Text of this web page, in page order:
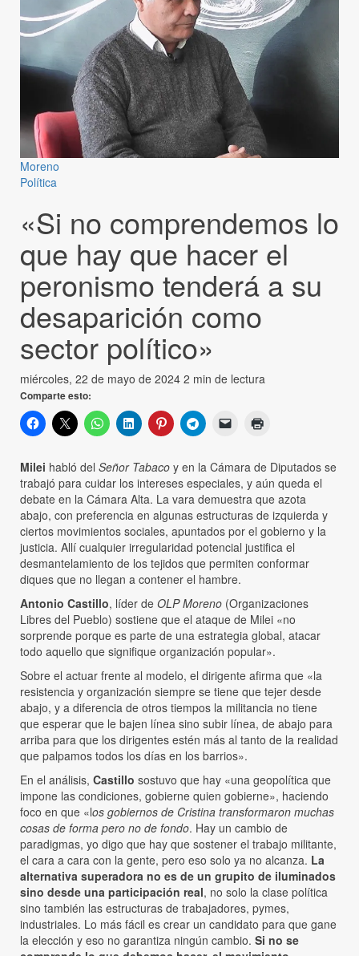
Moreno
Política
«Si no comprendemos lo
que hay que hacer el
peronismo tenderá a su
desaparición como
sector político»
miércoles, 22 de mayo de 2024 2 min de lectura
Comparte esto:
Milei habló del Señor Tabaco y en la Cámara de Diputados se
trabajó para cuidar los intereses especiales, y aún queda el
debate en la Cámara Alta. La vara demuestra que azota
abajo, con preferencia en algunas estructuras de izquierda y
ciertos movimientos sociales, apuntados por el gobierno y la
justicia. Allí cualquier irregularidad potencial justifica el
desmantelamiento de los tejidos que permiten conformar
diques que no llegan a contener el hambre.
Antonio Castillo, líder de OLP Moreno (Organizaciones
Libres del Pueblo) sostiene que el ataque de Milei «no
sorprende porque es parte de una estrategia global, atacar
todo aquello que signifique organización popular».
Sobre el actuar frente al modelo, el dirigente afirma que «la
resistencia y organización siempre se tiene que tejer desde
abajo, y a diferencia de otros tiempos la militancia no tiene
que esperar que le bajen línea sino subir línea, de abajo para
arriba para que los dirigentes estén más al tanto de la realidad
que palpamos todos los días en los barrios».
En el análisis, Castillo sostuvo que hay «una geopolítica que
impone las condiciones, gobierne quien gobierne», haciendo
foco en que «los gobiernos de Cristina transformaron muchas
cosas de forma pero no de fondo. Hay un cambio de
paradigmas, yo digo que hay que sostener el trabajo militante,
el cara a cara con la gente, pero eso solo ya no alcanza. La
alternativa superadora no es de un grupito de iluminados
sino desde una participación real, no solo la clase política
sino también las estructuras de trabajadores, pymes,
industriales. Lo más fácil es crear un candidato para que gane
la elección y eso no garantiza ningún cambio. Si no se